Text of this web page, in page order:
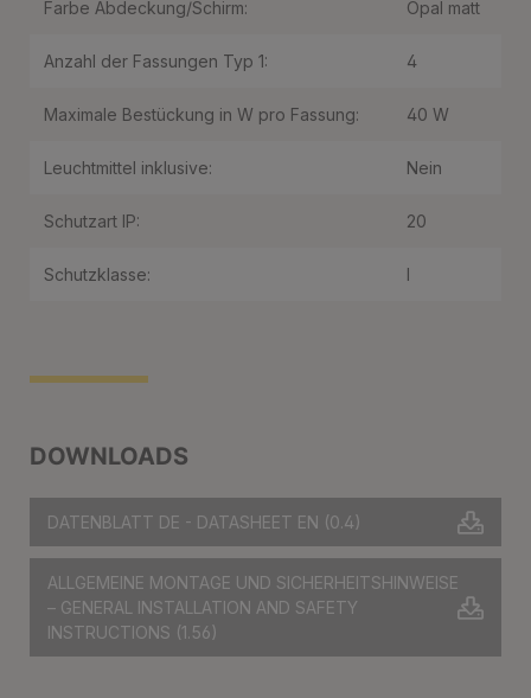
DOWNLOADS
DATENBLATT DE - DATASHEET EN (0.4)
ALLGEMEINE MONTAGE UND SICHERHEITSHINWEISE
– GENERAL INSTALLATION AND SAFETY
INSTRUCTIONS (1.56)
Farbe Abdeckung/Schirm: Opal matt
Anzahl der Fassungen Typ 1: 4
Maximale Bestückung in W pro Fassung: 40 W
Leuchtmittel inklusive: Nein
Schutzart IP: 20
Schutzklasse: I